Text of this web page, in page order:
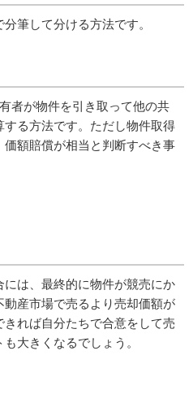
筆して分ける方法です。
者が物件を引き取って他の共
る方法です。ただし物件取得
額賠償が相当と判断すべき事
は、最終的に物件が競売にか
産市場で売るより売却価額が
れば自分たちで合意をして売
大きくなるでしょう。